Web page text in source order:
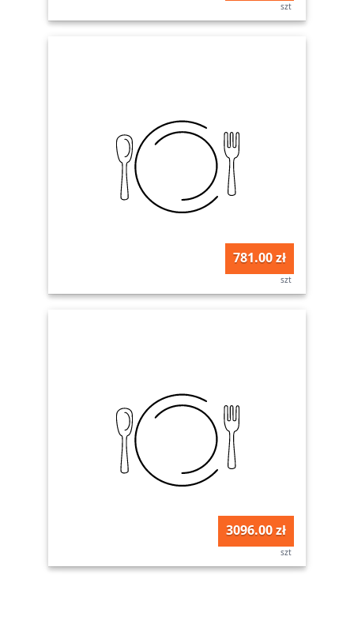
szt
781.00 zł
szt
3096.00 zł
szt